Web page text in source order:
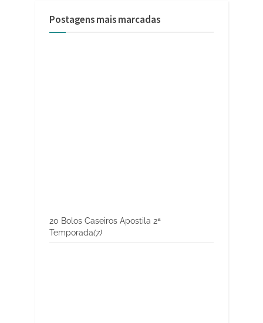
Postagens mais marcadas
20 Bolos Caseiros Apostila 2ª
Temporada(7)